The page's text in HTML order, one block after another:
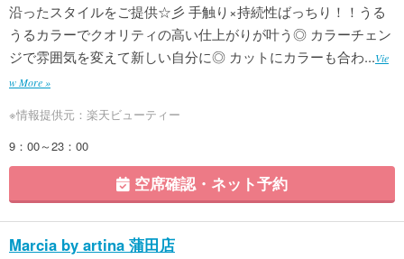
沿ったスタイルをご提供☆彡 手触り×持続性ばっちり！！うる
うるカラーでクオリティの高い仕上がりが叶う◎ カラーチェン
ジで雰囲気を変えて新しい自分に◎ カットにカラーも合わ...Vie
w More »
※情報提供元：楽天ビューティー
9：00～23：00
空席確認・ネット予約
Marcia by artina 蒲田店